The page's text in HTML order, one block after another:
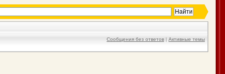
Сообщения без ответов | Активные темы